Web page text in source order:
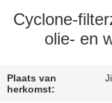
ONS
Cyclone-
olie- en
Plaats van
herkomst: